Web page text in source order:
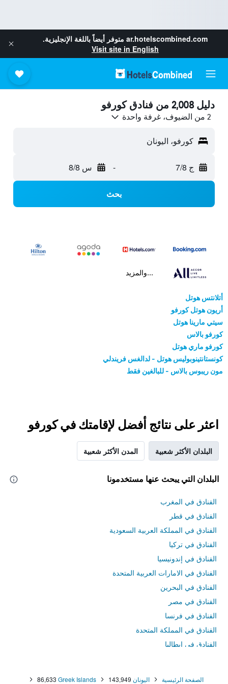
ar.hotelscombined.com متوفر أيضاً باللغة الإنجليزية.
Visit site in English
دليل 2,008 من فنادق كورفو
2 من الضيوف، غرفة واحدة
كورفو، اليونان
ج 7/8 - س 8/8
بحث
...والمزيد
أتلانتس هوتل
أريون هوتل كورفو
سيتي مارينا هوتل
كورفو بالاس
كورفو ماري هوتل
كونستانتينوبوليس هوتل - لدالغس فريندلي
مون ريبوس بالاس - للبالغين فقط
اعثر على نتائج أفضل لإقامتك في كورفو
البلدان الأكثر شعبية المدن الأكثر شعبية
البلدان التي يبحث عنها مستخدمونا
الفنادق في المغرب
الفنادق في قطر
الفنادق في المملكة العربية السعودية
الفنادق في تركيا
الفنادق في إندونيسيا
الفنادق في الامارات العربية المتحدة
الفنادق في البحرين
الفنادق في مصر
الفنادق في فرنسا
الفنادق في المملكة المتحدة
الفنادق في إيطاليا
الصفحة الرئيسية اليونان 143,949
Greek Islands
86,633